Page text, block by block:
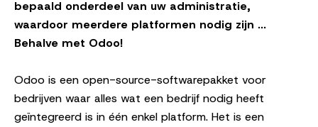
bepaald onderdeel van uw administratie,
waardoor meerdere platformen nodig zijn ...
Behalve met Odoo!
Odoo is een open-source-softwarepakket voor
bedrijven waar alles wat een bedrijf nodig heeft
geïntegreerd is in één enkel platform. Het is een